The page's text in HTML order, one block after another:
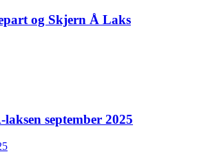
og Skjern Å Laks
september 2025